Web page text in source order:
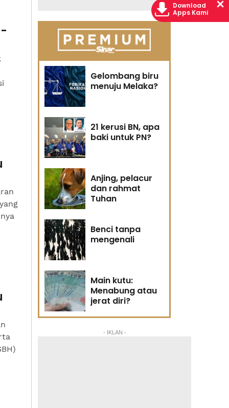
Gelombang biru
menuju Melaka?
21 kerusi BN, apa
baki untuk PN?
Anjing, pelacur
dan rahmat
Tuhan
Benci tanpa
mengenali
Main kutu:
Menabung atau
jerat diri?
- IKLAN -
Download
Apps Kami